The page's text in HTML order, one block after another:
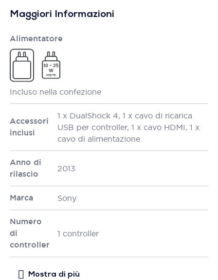
Maggiori Informazioni
Alimentatore
Incluso nella confezione
Accessori
inclusi
1 x DualShock 4, 1 x cavo di ricarica
USB per controller, 1 x cavo HDMI, 1 x
cavo di alimentazione
Anno di
rilascio
2013
Marca Sony
Numero
di
controller
1 controller